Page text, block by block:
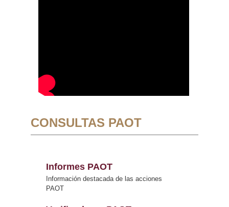
CONSULTAS PAOT
Informes PAOT
Información destacada de las acciones
PAOT